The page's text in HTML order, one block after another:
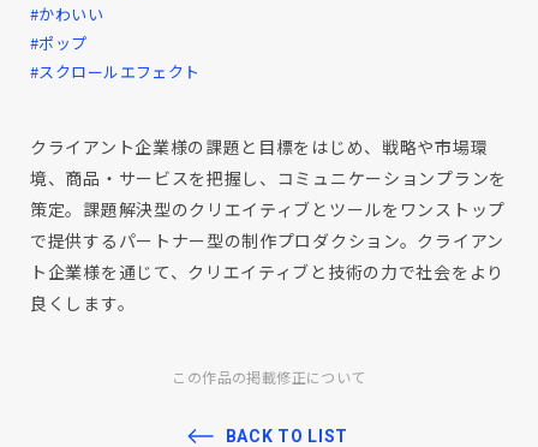
#かわいい
#ポップ
#スクロールエフェクト
クライアント企業様の課題と目標をはじめ、戦略や市場環
境、商品・サービスを把握し、コミュニケーションプランを
策定。課題解決型のクリエイティブとツールをワンストップ
で提供するパートナー型の制作プロダクション。クライアン
ト企業様を通じて、クリエイティブと技術の力で社会をより
良くします。
この作品の掲載修正について
BACK TO LIST